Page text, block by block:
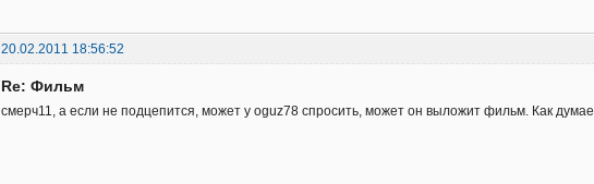
20.02.2011 18:56:52
Re: Фильм
смерч11, а если не подцепится, может у oguz78 спросить, может он выложит фильм. Как